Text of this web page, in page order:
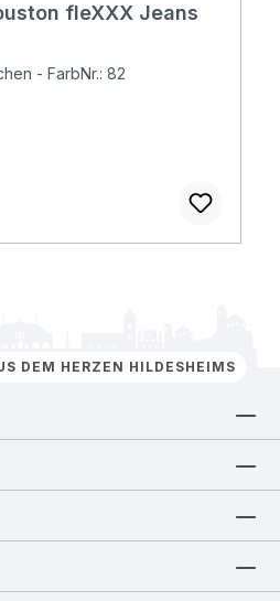
fleXXX Jeans
- FarbNr.: 82
DEM HERZEN HILDESHEIMS